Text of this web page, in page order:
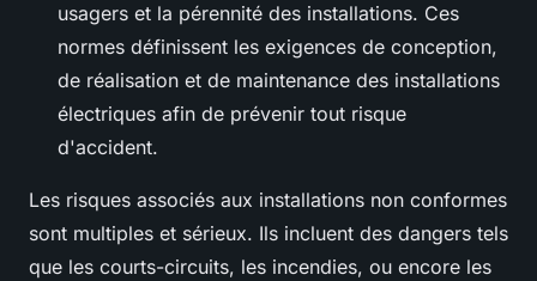
usagers et la pérennité des installations. Ces
normes définissent les exigences de conception,
de réalisation et de maintenance des installations
électriques afin de prévenir tout risque
d'accident.
Les risques associés aux installations non conformes
sont multiples et sérieux. Ils incluent des dangers tels
que les courts-circuits, les incendies, ou encore les